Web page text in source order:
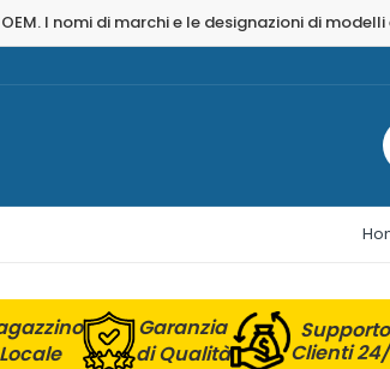
I nomi di marchi e le designazioni di
Locale
Garanzia
di Qualità
Supporto
Clienti